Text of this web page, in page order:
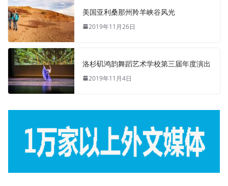
美国亚利桑那州羚羊峡谷风光
2019年11月26日
洛杉矶鸿韵舞蹈艺术学校第三届年度演出
2019年11月4日